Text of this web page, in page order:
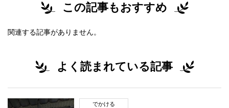
この記事もおすすめ
関連する記事がありません。
よく読まれている記事
でかける